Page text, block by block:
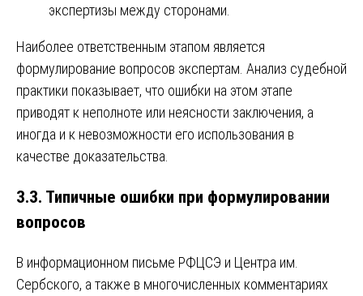
экспертизы между сторонами.
Наиболее ответственным этапом является
формулирование вопросов экспертам. Анализ судебной
практики показывает, что ошибки на этом этапе
приводят к неполноте или неясности заключения, а
иногда и к невозможности его использования в
качестве доказательства.
3.3. Типичные ошибки при формулировании
вопросов
В информационном письме РФЦСЭ и Центра им.
Сербского, а также в многочисленных комментариях